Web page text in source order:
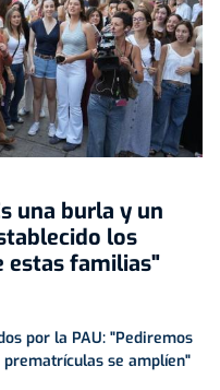
una burla y un
los
estas familias"
por la PAU: "Pediremos
se amplíen"